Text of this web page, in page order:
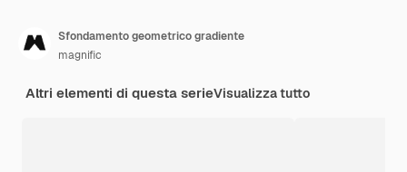
Sfondamento geometrico gradiente
magnific
Altri elementi di questa serieVisualizza tutto